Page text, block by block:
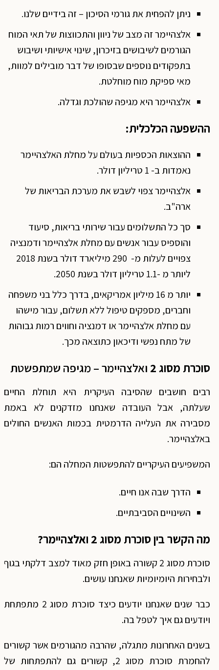
ניתן להפחית את גורמי הסיכון – זה בידיים שלנו.
אלצהיימר זה מצב של ניוון והתכווצות של תאי המוח
הגורמים לשיבושים בזיכרון, שינוי אישיותי ושיבוש
בתפקודים נוספים שבסופו של דבר מובילים למוות,
מאי ספיקת מוח מוחלטת.
אלצהיימר היא מגיפה שהולכת וגדלה.
ההשפעה הכלכלית:
ההוצאות הכספיות בעולם על מחלת האלצהיימר
נאמדות ב- 1 טריליון דולר.
אלצהיימר צפוי לשבש את מערכת הבריאות של
ארה"ב.
סך כל התשלומים עבור שירותי בריאות, סיעוד
והוספיס עבור אנשים עם מחלת אלצהיימר ודמנציה
צפויים לעלות מ- 290 מיליארד דולר בשנת 2018
ליותר מ -1.1 טריליון דולר בשנת 2050.
יותר מ 16 מיליון אמריקאים, בדרך כלל בני משפחה
וחברים, מספקים טיפול ללא תשלום, עבור מישהו
עם מחלת אלצהיימר או דמנציה וחווים רמות גבוהות
של מתח נפשי ודיכאון כתוצאה מכך.
סוכרת מסוג 2 ואלצהיימר – מגיפה שמתפשטת
רבים חושבים שהסיבה העיקרית היא תוחלת החיים
שעלתה, אבל העובדה שאנחנו מזדקנים לא באמת
מסבירה את העלייה הדרמטית בכמות האנשים החולים
באלצהיימר.
המשפיעים העיקריים להתפשטות המחלה הם:
הדרך שבה אנו חיים.
השינויים הסביבתיים.
מה הקשר בין סוכרת מסוג 2 ואלצהיימר?
סוכרת מסוג 2 קשורה באופן חזק מאוד למצב דלקתי בגוף
ולבחירות היומיומיות שאנחנו עושים.
כבר שנים שאנחנו יודעים כיצד סוכרת מסוג 2 מתפתחת
ויודעים גם איך לטפל בה.
בשנים האחרונות מתגלה, שהרבה מהגורמים אשר קשורים
להחמרת סוכרת מסוג 2, קשורים גם להתפתחות של